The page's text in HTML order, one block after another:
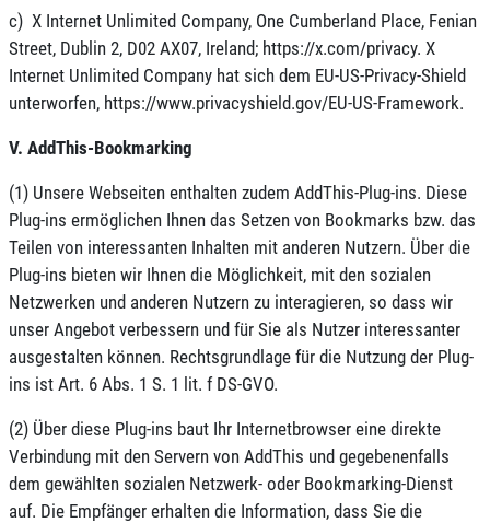
c) X Internet Unlimited Company, One Cumberland Place, Fenian
Street, Dublin 2, D02 AX07, Ireland; https://x.com/privacy. X
Internet Unlimited Company hat sich dem EU-US-Privacy-Shield
unterworfen, https://www.privacyshield.gov/EU-US-Framework.
V. AddThis-Bookmarking
(1) Unsere Webseiten enthalten zudem AddThis-Plug-ins. Diese
Plug-ins ermöglichen Ihnen das Setzen von Bookmarks bzw. das
Teilen von interessanten Inhalten mit anderen Nutzern. Über die
Plug-ins bieten wir Ihnen die Möglichkeit, mit den sozialen
Netzwerken und anderen Nutzern zu interagieren, so dass wir
unser Angebot verbessern und für Sie als Nutzer interessanter
ausgestalten können. Rechtsgrundlage für die Nutzung der Plug-
ins ist Art. 6 Abs. 1 S. 1 lit. f DS-GVO.
(2) Über diese Plug-ins baut Ihr Internetbrowser eine direkte
Verbindung mit den Servern von AddThis und gegebenenfalls
dem gewählten sozialen Netzwerk- oder Bookmarking-Dienst
auf. Die Empfänger erhalten die Information, dass Sie die